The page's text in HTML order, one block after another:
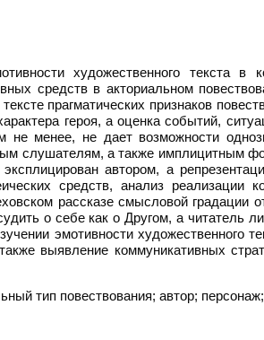
художественного текста в
средств в акториальном
прагматических признаков
героя, а оценка событий,
не менее, не дает возможности
слушателям, а также имплицитным
автором, а
средств, анализ реализации
рассказе смысловой градации
о себе как о Другом, а читатель
эмотивности художественного
выявление коммуникативных
тип повествования; автор;